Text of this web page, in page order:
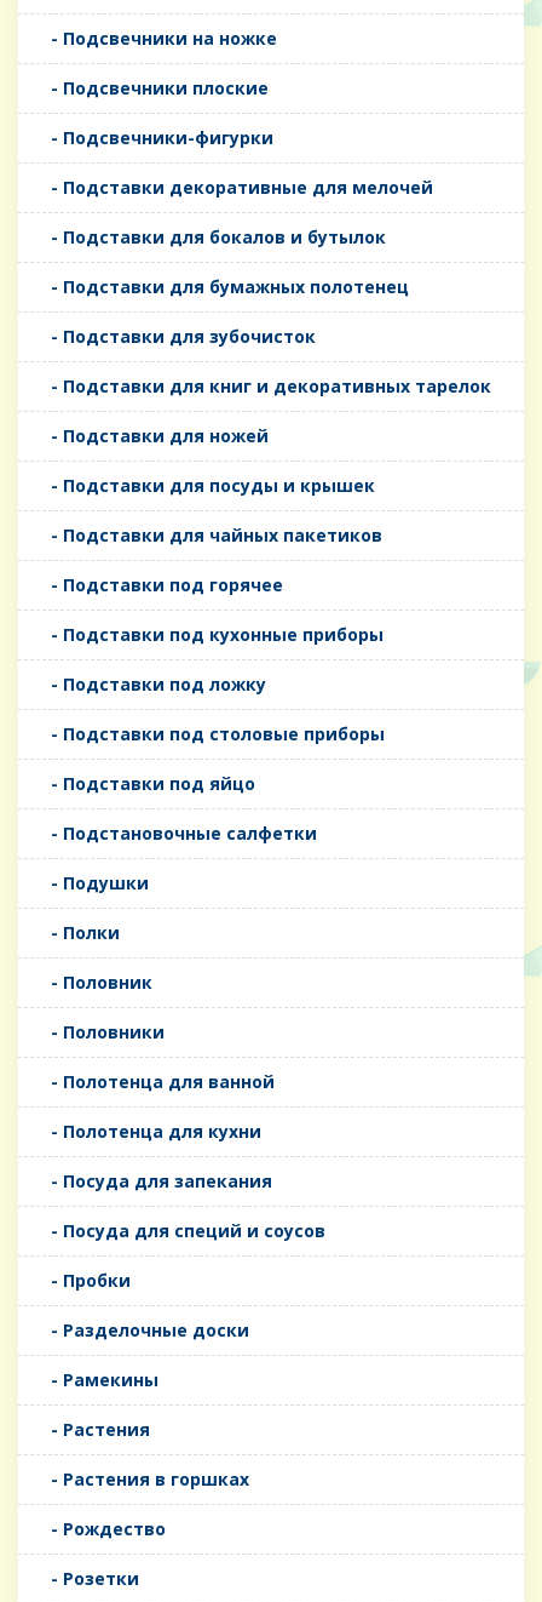
- Подсвечники на ножке
- Подсвечники плоские
- Подсвечники-фигурки
- Подставки декоративные для мелочей
- Подставки для бокалов и бутылок
- Подставки для бумажных полотенец
- Подставки для зубочисток
- Подставки для книг и декоративных тарелок
- Подставки для ножей
- Подставки для посуды и крышек
- Подставки для чайных пакетиков
- Подставки под горячее
- Подставки под кухонные приборы
- Подставки под ложку
- Подставки под столовые приборы
- Подставки под яйцо
- Подстановочные салфетки
- Подушки
- Полки
- Половник
- Половники
- Полотенца для ванной
- Полотенца для кухни
- Посуда для запекания
- Посуда для специй и соусов
- Пробки
- Разделочные доски
- Рамекины
- Растения
- Растения в горшках
- Рождество
- Розетки